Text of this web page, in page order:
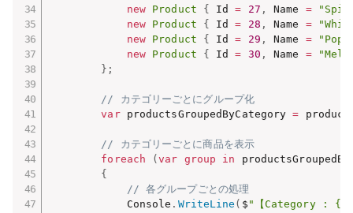
new Product { Id = 27 , Name =
new Product { Id = 28 , Name =
new Product { Id = 29 , Name =
new Product { Id = 30 , Name =
} ;
// カテゴリーごとにグループ化
var productsGroupedByCategory =
// カテゴリーごとに商品を表示
foreach
(var group in
{
// 各グループごとの処理
            Console
. WriteLine ( $ "【Category :